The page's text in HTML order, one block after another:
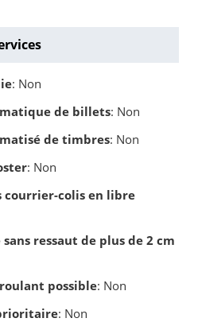
: Non
de billets: Non
de timbres: Non
: Non
courrier-colis en libre
ressaut de plus de 2 cm
possible: Non
: Non